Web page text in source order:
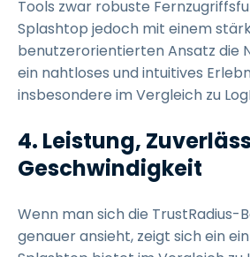
Tools zwar robuste
Splashtop jedoch mit einem
benutzerorientierten Ansatz die
ein nahtloses und intuitives
insbesondere im Vergleich zu
4. Leistung,
Geschwindigkeit
Wenn man sich die TrustRadius-
genauer ansieht, zeigt sich ein